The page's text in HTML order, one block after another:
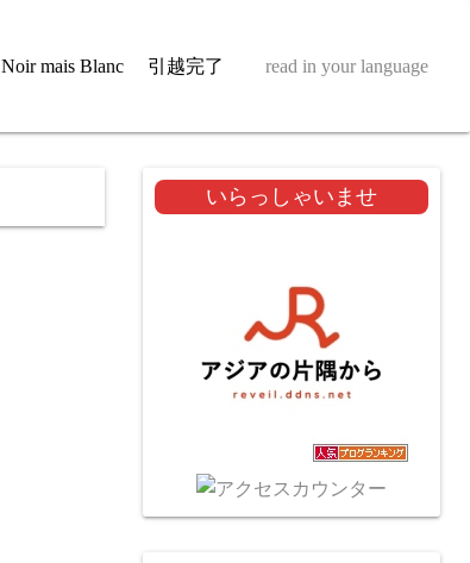
Noir mais Blanc 引越完了 read in your language
いらっしゃいませ